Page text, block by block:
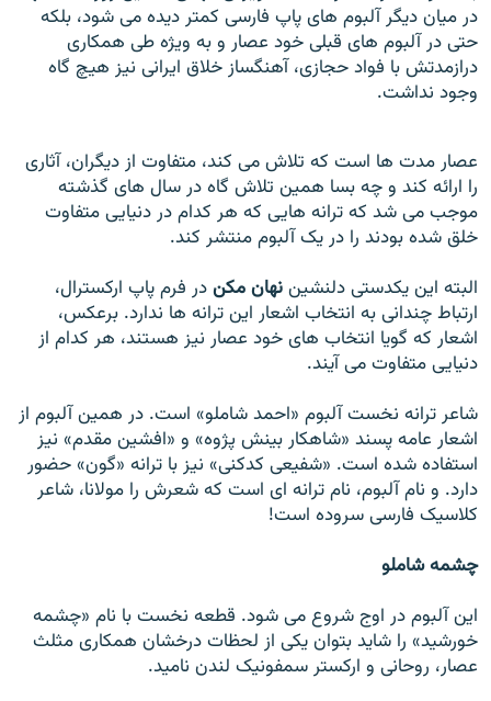
در ميان ديگر آلبوم های پاپ فارسی کمتر ديده می شود، بلکه
حتی در آلبوم های قبلی خود عصار و به ويژه طی همکاری
درازمدتش با فواد حجازی، آهنگساز خلاق ايرانی نيز هيچ گاه
وجود نداشت.
عصار مدت ها است که تلاش می کند، متفاوت از ديگران، آثاری
را ارائه کند و چه بسا همين تلاش گاه در سال های گذشته
موجب می شد که ترانه هايی که هر کدام در دنيايی متفاوت
خلق شده بودند را در يک آلبوم منتشر کند.
البته اين يکدستی دلنشيننهان مکندر فرم پاپ ارکسترال،
ارتباط چندانی به انتخاب اشعار اين ترانه ها ندارد. برعکس،
اشعار که گويا انتخاب های خود عصار نيز هستند، هر کدام از
دنيايی متفاوت می آيند.
شاعر ترانه نخست آلبوم «احمد شاملو» است. در همين آلبوم از
اشعار عامه پسند «شاهکار بينش پژوه» و «افشين مقدم» نيز
استفاده شده است. «شفيعی کدکنی» نيز با ترانه «گون» حضور
دارد. و نام آلبوم، نام ترانه ای است که شعرش را مولانا، شاعر
کلاسيک فارسی سروده است!
چشمه شاملو
اين آلبوم در اوج شروع می شود. قطعه نخست با نام «چشمه
خورشيد» را شايد بتوان يکی از لحظات درخشان همکاری مثلث
عصار، روحانی و ارکستر سمفونيک لندن ناميد.